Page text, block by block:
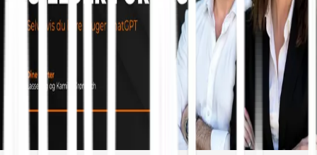
TILMELD DIG
Ja, send mig webinar-linket
Indlæser formular...
Du kan altid afmelde dig igen. Ingen spam. Vi er trods